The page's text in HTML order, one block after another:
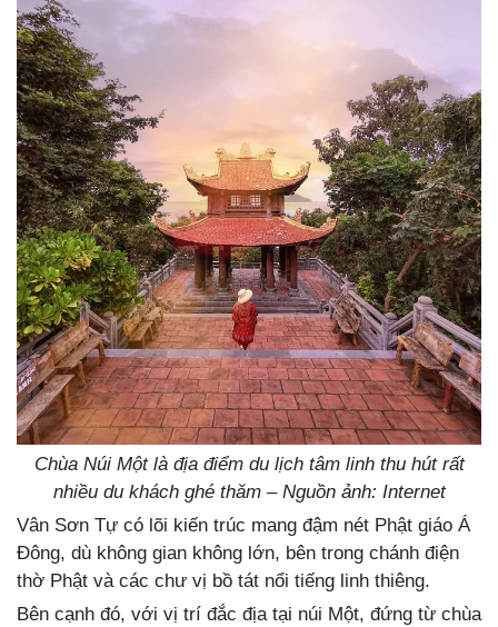
Chùa Núi Một là địa điểm du lịch tâm linh thu hút rất
nhiều du khách ghé thăm – Nguồn ảnh: Internet
Vân Sơn Tự có lõi kiến trúc mang đậm nét Phật giáo Á
Đông, dù không gian không lớn, bên trong chánh điện
thờ Phật và các chư vị bồ tát nổi tiếng linh thiêng.
Bên cạnh đó, với vị trí đắc địa tại núi Một, đứng từ chùa